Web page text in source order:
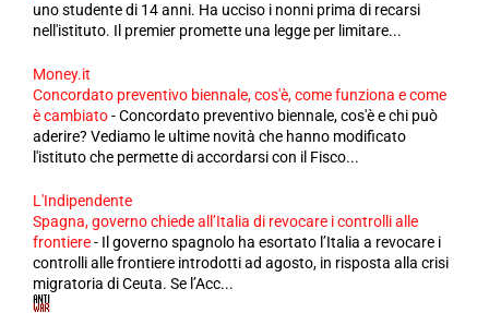
uno studente di 14 anni. Ha ucciso i nonni prima di recarsi
nell'istituto. Il premier promette una legge per limitare...
Money.it
Concordato preventivo biennale, cos'è, come funziona e come
è cambiato-Concordato preventivo biennale, cos'è e chi può
aderire? Vediamo le ultime novità che hanno modificato
l'istituto che permette di accordarsi con il Fisco...
L'Indipendente
Spagna, governo chiede all’Italia di revocare i controlli alle
frontiere- Il governo spagnolo ha esortato l’Italia a revocare i
controlli alle frontiere introdotti ad agosto, in risposta alla crisi
migratoria di Ceuta. Se l’Acc...